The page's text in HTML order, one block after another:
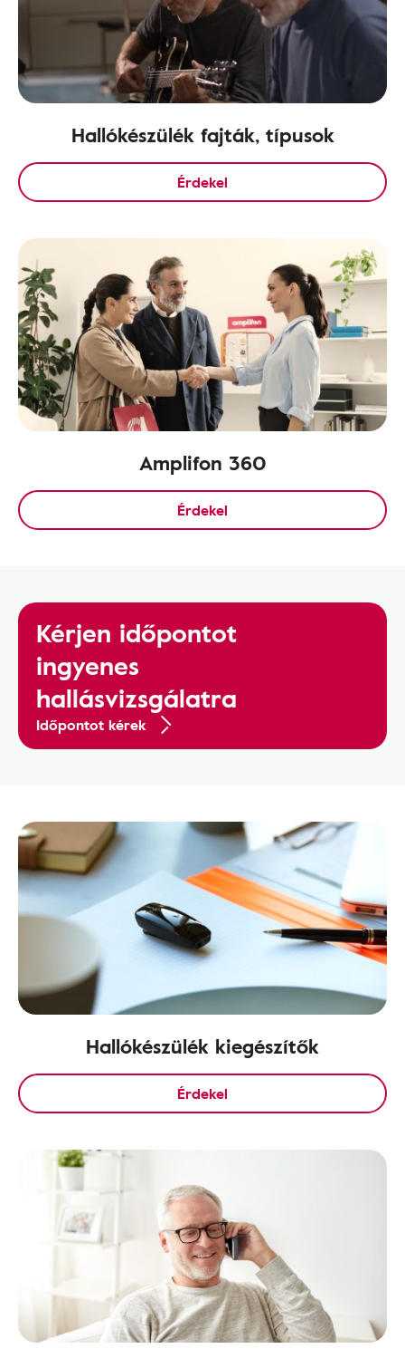
Hallókészülék fajták, típusok
Érdekel
Amplifon 360
Érdekel
Kérjen időpontot
ingyenes
hallásvizsgálatra
Időpontot kérek
Hallókészülék kiegészítők
Érdekel